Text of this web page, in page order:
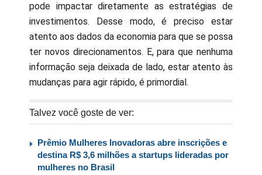
pode impactar diretamente as estratégias de
investimentos. Desse modo, é preciso estar
atento aos dados da economia para que se possa
ter novos direcionamentos. E, para que nenhuma
informação seja deixada de lado, estar atento às
mudanças para agir rápido, é primordial.
Talvez você goste de ver:
Prêmio Mulheres Inovadoras abre inscrições e
destina R$ 3,6 milhões a startups lideradas por
mulheres no Brasil